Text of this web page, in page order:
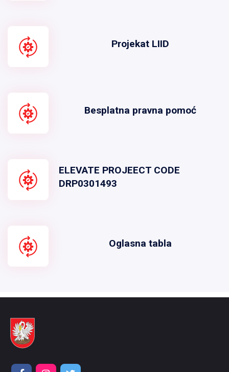
Projekat LIID
Besplatna pravna pomoć
ELEVATE PROJEECT CODE
DRP0301493
Oglasna tabla